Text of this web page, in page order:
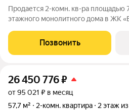
Продается 2-комн. кв-ра площадью
этажного монолитного дома в ЖК
набережная со смотровой
велодорожками, детскими и
Позвонить
26 450 776₽
от 95 021 ₽ в месяц
57,7 м²
2-комн. квартира 2 этаж